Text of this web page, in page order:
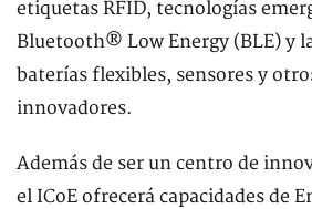
etiquetas RFID, tecnologías
Bluetooth® Low Energy (BLE) y
baterías flexibles, sensores y
innovadores.
Además de ser un centro de
el ICoE ofrecerá capacidades de